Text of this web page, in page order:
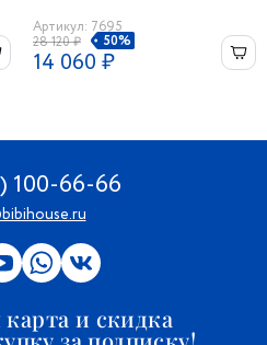
Артикул: 7695
28 120 ₽
50%
14 060 ₽
100-66-66
и скидка